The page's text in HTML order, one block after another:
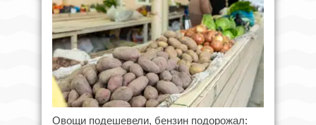
Овощи подешевели, бензин подорожал: